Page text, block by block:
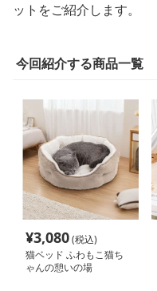
ットをご紹介します。
今回紹介する商品一覧
¥3,080(税込)
猫ベッド ふわもこ猫ち
ゃんの憩いの場